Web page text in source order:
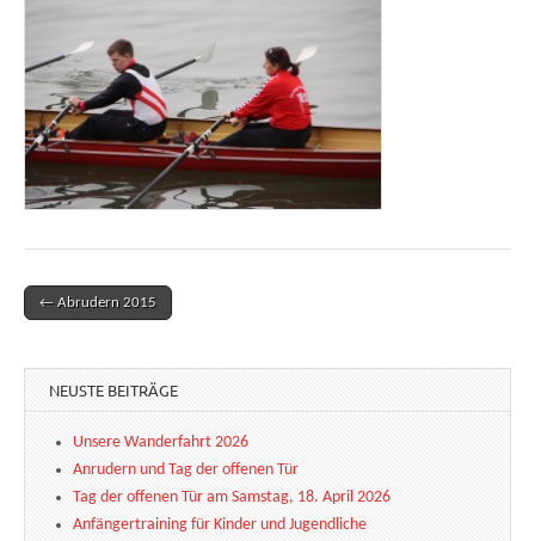
Post navigation
← Abrudern 2015
NEUSTE BEITRÄGE
Unsere Wanderfahrt 2026
Anrudern und Tag der offenen Tür
Tag der offenen Tür am Samstag, 18. April 2026
Anfängertraining für Kinder und Jugendliche